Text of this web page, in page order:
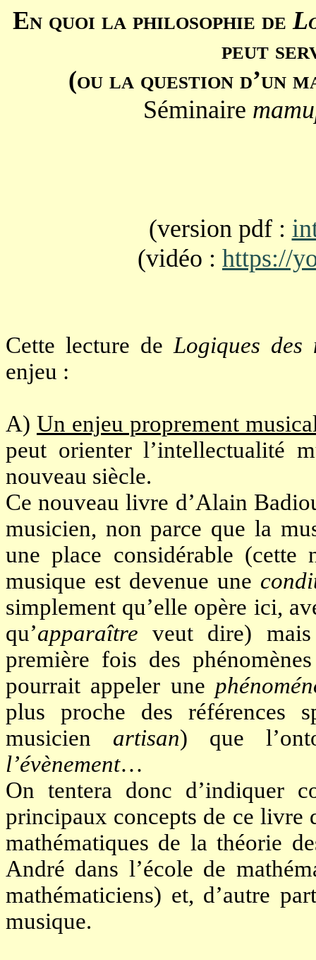
En quoi la philosophie de
peut
(ou la question d’un
Séminaire
(version pdf :
(vidéo : https://
Cette lecture de Logiques des
enjeu :
A) Un enjeu proprement
peut orienter l’intellectualité
nouveau siècle.
Ce nouveau livre d’Alain
musicien, non parce que la
une place considérable
musique est devenue une
simplement qu’elle opère ici,
qu’apparaître veut dire)
première fois des
pourrait appeler une
plus proche des références
musicien artisan) que
l’évènement…
On tentera donc d’indiquer
principaux concepts de ce livre
mathématiques de la théorie
André dans l’école de
mathématiciens) et, d’autre
musique.